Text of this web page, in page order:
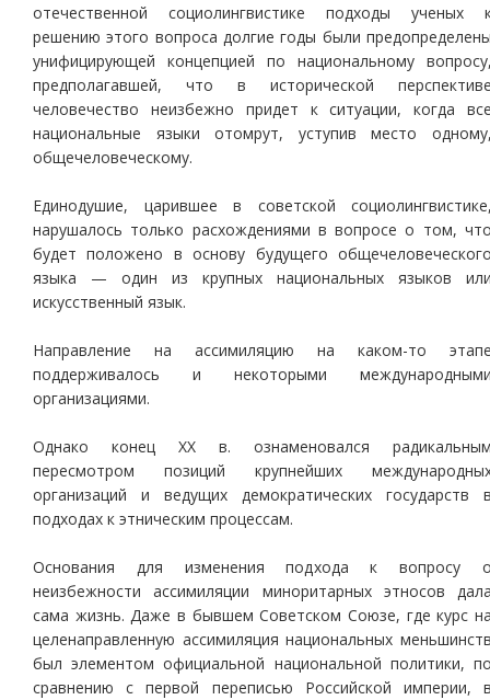
отечественной социолингвистике подходы ученых
решению этого вопроса долгие годы были
унифицирующей концепцией по национальному
предполагавшей, что в исторической
человечество неизбежно придет к ситуации, когда
национальные языки отомрут, уступив место
общечеловеческому.
Единодушие, царившее в советской
нарушалось только расхождениями в вопросе о том,
будет положено в основу будущего
языка — один из крупных национальных языков
искусственный язык.
Направление на ассимиляцию на каком-то
поддерживалось и некоторыми
организациями.
Однако конец ХХ в. ознаменовался
пересмотром позиций крупнейших
организаций и ведущих демократических государств
подходах к этническим процессам.
Основания для изменения подхода к вопросу
неизбежности ассимиляции миноритарных этносов
сама жизнь. Даже в бывшем Советском Союзе, где курс
целенаправленную ассимиляция национальных
был элементом официальной национальной политики,
сравнению с первой переписью Российской империи,